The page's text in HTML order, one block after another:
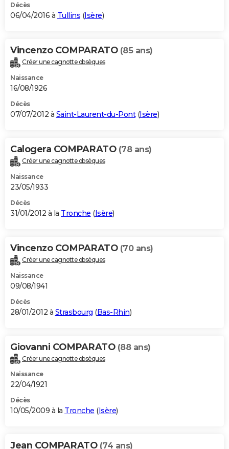
Décès
06/04/2016 à Tullins (Isère)
Vincenzo COMPARATO (85 ans)
Créer une cagnotte obsèques
Naissance
16/08/1926
Décès
07/07/2012 à Saint-Laurent-du-Pont(Isère)
Calogera COMPARATO (78 ans)
Créer une cagnotte obsèques
Naissance
23/05/1933
Décès
31/01/2012 à la Tronche (Isère)
Vincenzo COMPARATO (70 ans)
Créer une cagnotte obsèques
Naissance
09/08/1941
Décès
28/01/2012 à Strasbourg (Bas-Rhin)
Giovanni COMPARATO (88 ans)
Créer une cagnotte obsèques
Naissance
22/04/1921
Décès
10/05/2009 à la Tronche (Isère)
Jean COMPARATO (74 ans)